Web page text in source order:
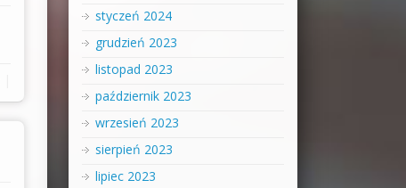
styczeń 2024
grudzień 2023
listopad 2023
październik 2023
wrzesień 2023
sierpień 2023
lipiec 2023